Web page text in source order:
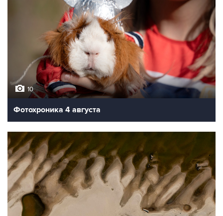
10
Фотохроника 4 августа